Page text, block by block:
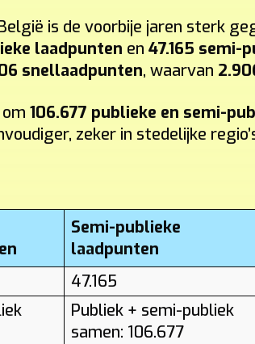
is de voorbije jaren sterk
laadpunten en 47.165 semi-
snellaadpunten, waarvan
106.677 publieke en semi-
zeker in stedelijke
Semi-publieke
laadpunten
47.165
Publiek + semi-publiek
samen: 106.677